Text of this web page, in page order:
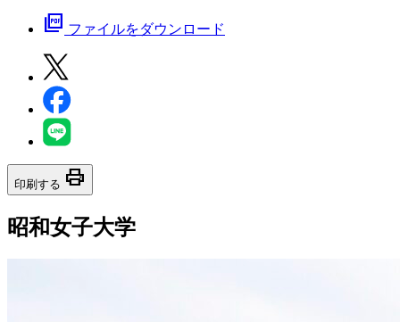
picture_as_pdf ファイルをダウンロード
印刷する print
昭和女子大学